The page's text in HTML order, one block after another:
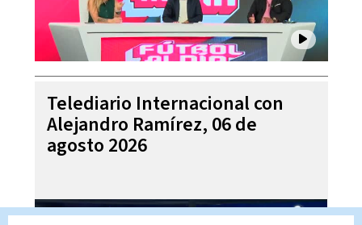
Telediario Internacional con
Alejandro Ramírez, 06 de
agosto 2026